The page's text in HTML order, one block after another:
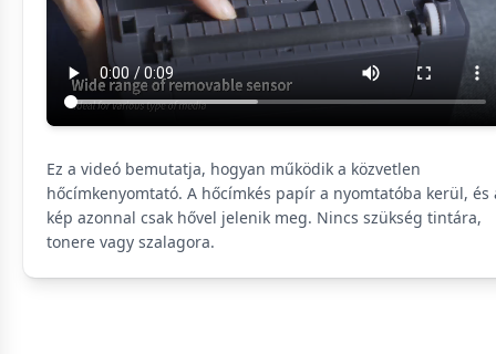
Ez a videó bemutatja, hogyan működik a közvetlen
hőcímkenyomtató. A hőcímkés papír a nyomtatóba kerül, és
kép azonnal csak hővel jelenik meg. Nincs szükség tintára,
tonere vagy szalagora.